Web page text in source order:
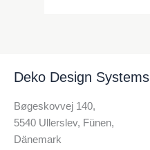
Deko Design Systems
Bøgeskovvej 140,
5540 Ullerslev, Fünen,
Dänemark